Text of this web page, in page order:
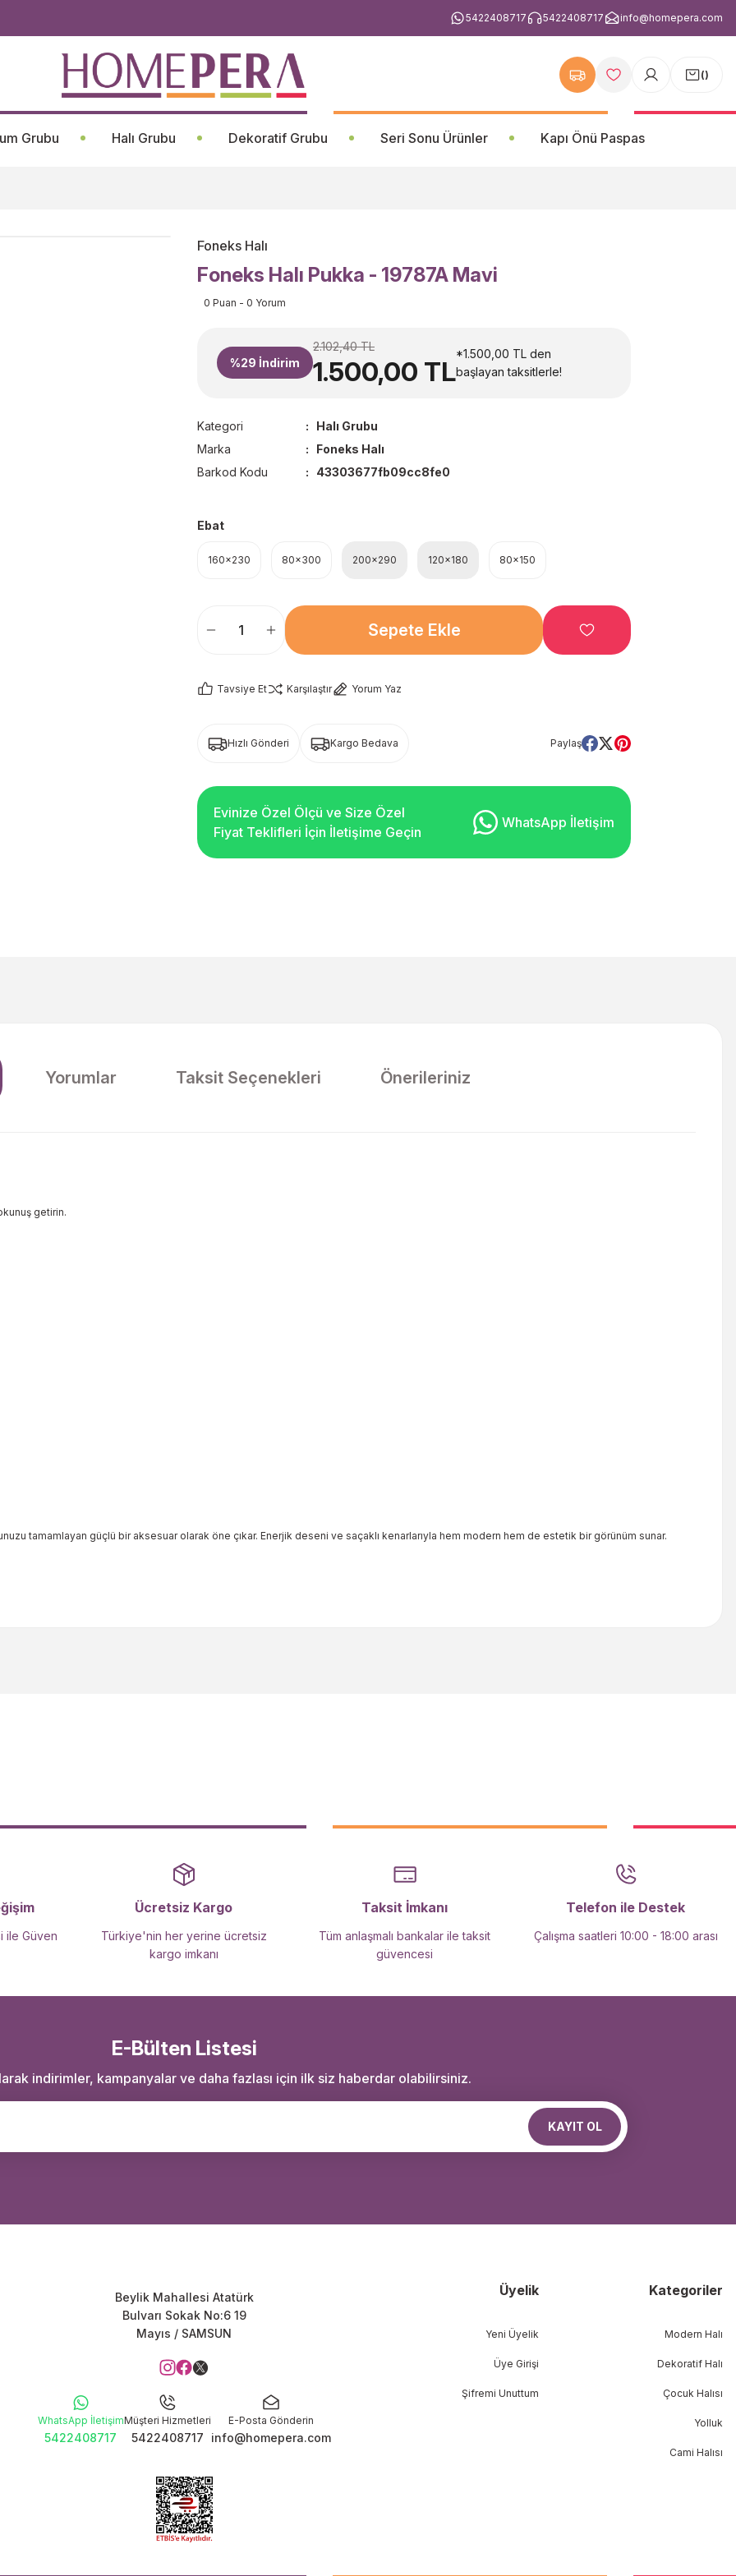
5422408717 5422408717 info@homepera.com
()
Grubu Halı Grubu Dekoratif Grubu Seri Sonu Ürünler Kapı Önü Paspas
Foneks Halı
Foneks Halı Pukka - 19787A Mavi
0 Puan - 0 Yorum
%29 İndirim
2.102,40 TL
1.500,00 TL
*1.500,00 TL den
başlayan taksitlerle!
Kategori
Halı Grubu
Marka
Foneks Halı
Barkod Kodu
43303677fb09cc8fe0
Ebat
160x230 80x300 200x290 120x180 80x150
Sepete Ekle
Tavsiye Et Karşılaştır Yorum Yaz
Hızlı Gönderi Kargo Bedava Paylaş
Evinize Özel Ölçü ve Size Özel
Fiyat Teklifleri İçin İletişime Geçin
WhatsApp İletişim
Yorumlar Taksit Seçenekleri Önerileriniz
getirin.
tamamlayan güçlü bir aksesuar olarak öne çıkar. Enerjik deseni ve saçaklı kenarlarıyla hem modern hem de estetik bir görünüm sunar.
Gönder
ile Güven
Ücretsiz Kargo
Türkiye'nin her yerine ücretsiz
kargo imkanı
Taksit İmkanı
Tüm anlaşmalı bankalar ile taksit
güvencesi
Telefon ile Destek
Çalışma saatleri 10:00 - 18:00 arası
E-Bülten Listesi
indirimler, kampanyalar ve daha fazlası için ilk siz haberdar olabilirsiniz.
KAYIT OL
Beylik Mahallesi Atatürk
Bulvarı Sokak No:6 19
Mayıs / SAMSUN
WhatsApp İletişim
5422408717
Müşteri Hizmetleri
5422408717
E-Posta Gönderin
info@homepera.com
Üyelik
Yeni Üyelik
Üye Girişi
Şifremi Unuttum
Kategoriler
Modern Halı
Dekoratif Halı
Çocuk Halısı
Yolluk
Cami Halısı